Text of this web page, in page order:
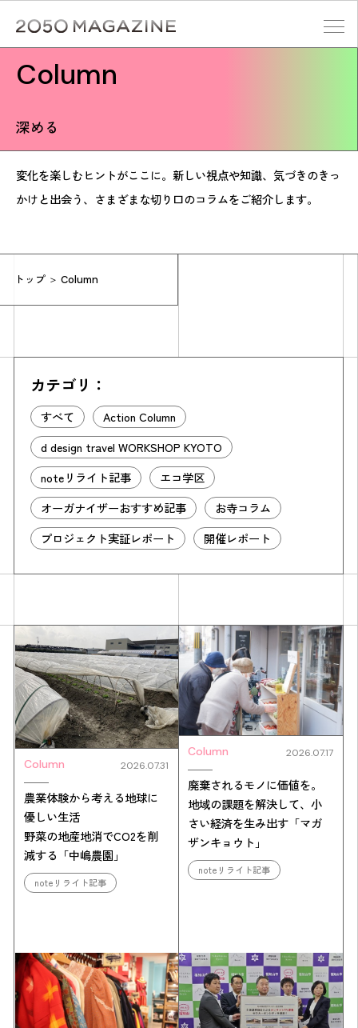
content
Simulation
CO₂削減効果を測る
Action list
アクションリスト
Column
トップ ＞ Column
深める
変化を楽しむヒントがここに。新しい視点や知識、気づきのきっ
かけと出会う、さまざまな切り口のコラムをご紹介します。
カテゴリ：
すべて
Action Column
d design travel WORKSHOP KYOTO
noteリライト記事
エコ学区
オーガナイザーおすすめ記事
お寺コラム
プロジェクト実証レポート
開催レポート
Column 2026.07.31
農業体験から考える地球に
優しい生活
野菜の地産地消でCO2を削
減する「中嶋農園」
noteリライト記事
Column 2026.07.17
廃棄されるモノに価値を。
地域の課題を解決して、小
さい経済を生み出す「マガ
ザンキョウト」
noteリライト記事